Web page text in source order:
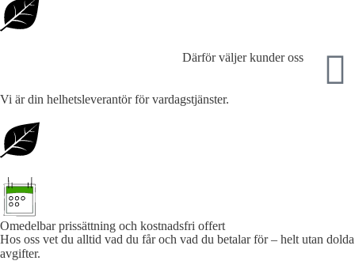
Därför väljer kunder oss
Vi är din helhetsleverantör för vardagstjänster.
Omedelbar prissättning och kostnadsfri offert
Hos oss vet du alltid vad du får och vad du betalar för – helt utan dolda
avgifter.